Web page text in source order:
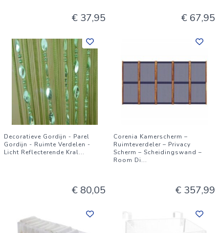
€ 37,95 € 67,95
Decoratieve Gordijn - Parel
Gordijn - Ruimte Verdelen -
Licht Reflecterende Kral...
€ 80,05
Corenia Kamerscherm –
Ruimteverdeler – Privacy
Scherm – Scheidingswand –
Room Di...
€ 357,99